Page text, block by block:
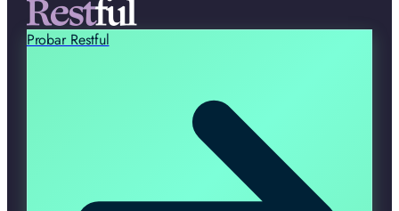
Probar Restful